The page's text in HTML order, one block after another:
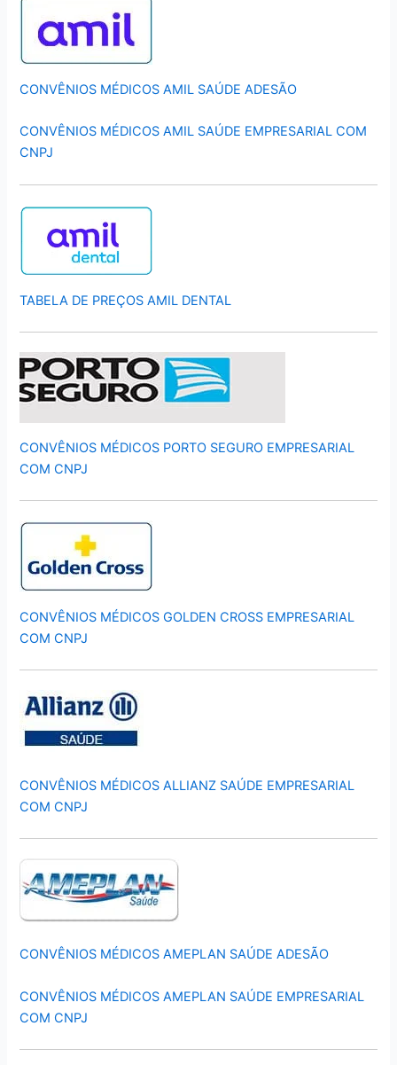
CONVÊNIOS MÉDICOS AMIL SAÚDE ADESÃO
CONVÊNIOS MÉDICOS AMIL SAÚDE EMPRESARIAL COM
CNPJ
TABELA DE PREÇOS AMIL DENTAL
CONVÊNIOS MÉDICOS PORTO SEGURO EMPRESARIAL
COM CNPJ
CONVÊNIOS MÉDICOS GOLDEN CROSS EMPRESARIAL
COM CNPJ
CONVÊNIOS MÉDICOS ALLIANZ SAÚDE EMPRESARIAL
COM CNPJ
CONVÊNIOS MÉDICOS AMEPLAN SAÚDE ADESÃO
CONVÊNIOS MÉDICOS AMEPLAN SAÚDE EMPRESARIAL
COM CNPJ